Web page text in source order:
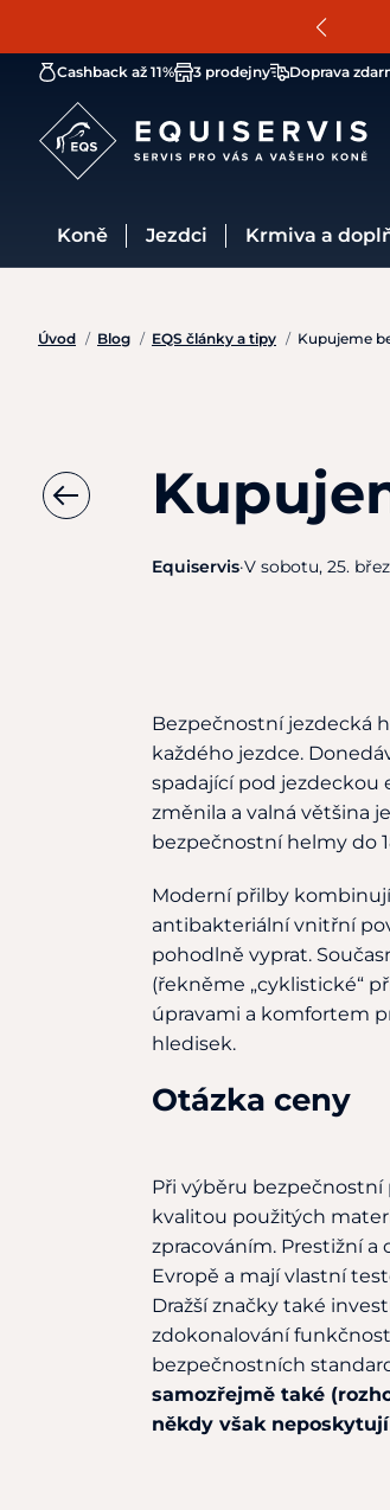
Cashback až 11% 3 prodejny Doprava
Koně Jezdci Krmiva a
Úvod / Blog / EQS články a tipy / Kupujeme
Equiservis·V sobotu, 25.
Bezpečnostní jezdecká
každého jezdce.
spadající pod jezdeckou
změnila a valná většina
bezpečnostní helmy do
Moderní přilby
antibakteriální vnitřní
pohodlně vyprat.
(řekněme „cyklistické“
úpravami a komfortem
hledisek.
Otázka ceny
Při výběru bezpečnostní
kvalitou použitých
zpracováním. Prestižní a
Evropě a mají vlastní
Dražší značky také
zdokonalování
bezpečnostních
samozřejmě také
někdy však